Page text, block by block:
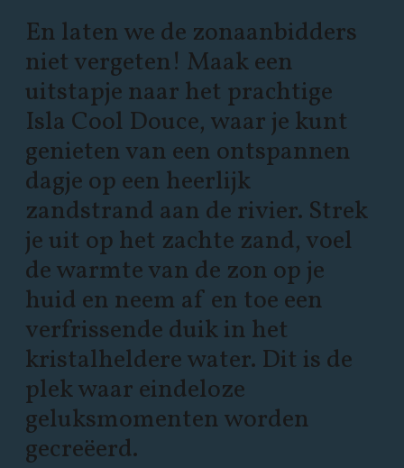
En laten we de zonaanbidders
niet vergeten! Maak een
uitstapje naar het prachtige
Isla Cool Douce, waar je kunt
genieten van een ontspannen
dagje op een heerlijk
zandstrand aan de rivier. Strek
je uit op het zachte zand, voel
de warmte van de zon op je
huid en neem af en toe een
verfrissende duik in het
kristalheldere water. Dit is de
plek waar eindeloze
geluksmomenten worden
gecreëerd.